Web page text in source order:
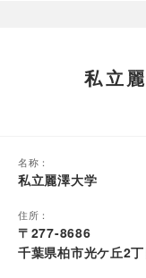
私立
名称：
私立麗澤大学
住所：
〒277-8686
千葉県柏市光ケ丘2